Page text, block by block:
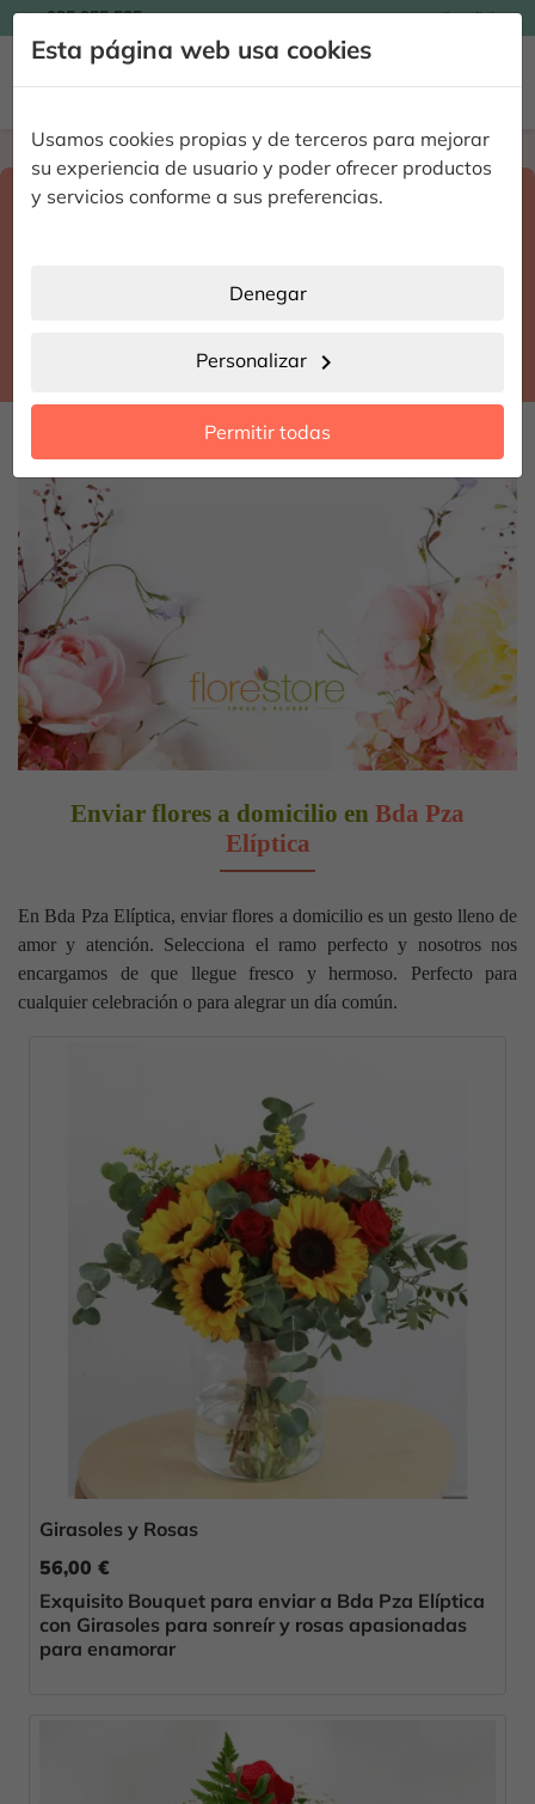
Esta página web usa cookies
Usamos cookies propias y de terceros para mejorar
su experiencia de usuario y poder ofrecer productos
y servicios conforme a sus preferencias.
Denegar
Personalizar chevron_right
Permitir todas
935 955 525 Español
 
Home Enviar flores a domicilio Madrid
Selecciona destino y fecha de entrega
Enviar flores a domicilio en Bda Pza
Elíptica
En Bda Pza Elíptica, enviar flores a domicilio es un gesto lleno de
amor y atención. Selecciona el ramo perfecto y nosotros nos
encargamos de que llegue fresco y hermoso. Perfecto para
cualquier celebración o para alegrar un día común.
Girasoles y Rosas
56,00 €
Exquisito Bouquet para enviar a Bda Pza Elíptica
con Girasoles para sonreír y rosas apasionadas
para enamorar